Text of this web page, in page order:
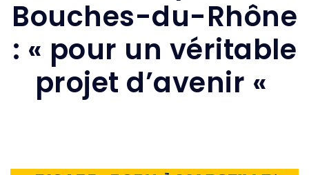
Bouches-du-Rhône
: « pour un véritable
projet d’avenir «